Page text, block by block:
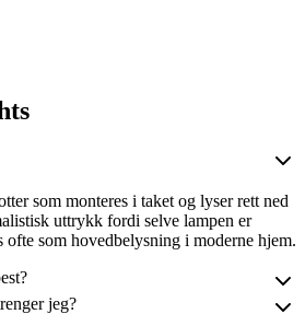
som monteres i taket og lyser rett ned
uttrykk fordi selve lampen er
ofte som hovedbelysning i moderne hjem.
jeg?